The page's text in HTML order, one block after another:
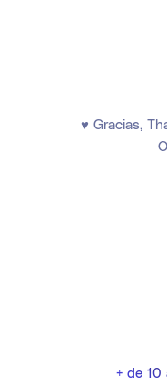
♥ Gracias,
+ de 10